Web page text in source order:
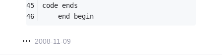
code ends
	end begin
2008-11-09